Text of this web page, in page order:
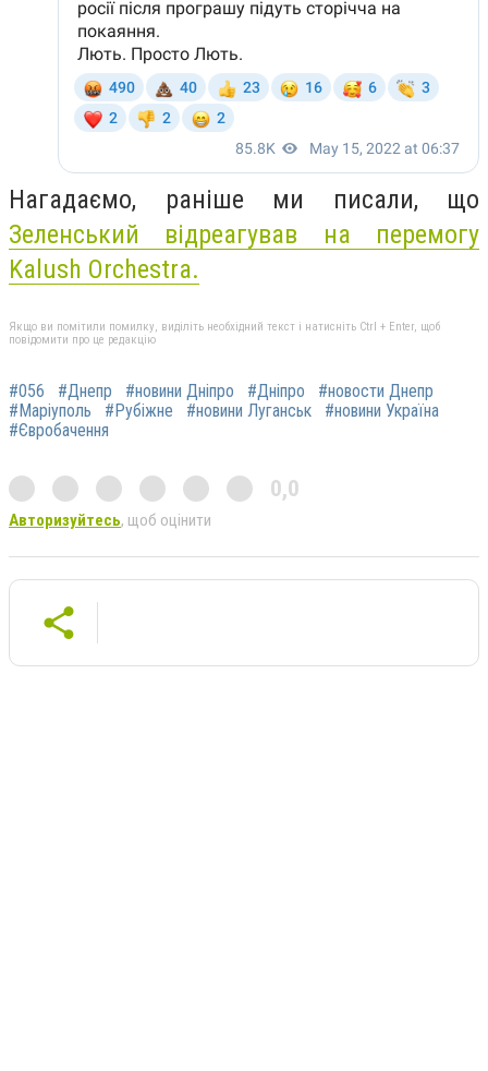
Нагадаємо, раніше ми писали, що
Зеленський відреагував на перемогу
Kalush Orchestra.
Якщо ви помітили помилку, виділіть необхідний текст і натисніть Ctrl + Enter, щоб
повідомити про це редакцію
#056 #Днепр #новини Дніпро #Дніпро
#новости Днепр
#Маріуполь
#Рубіжне #новини Луганськ
#новини Україна
#Євробачення
0,0
Авторизуйтесь, щоб оцінити